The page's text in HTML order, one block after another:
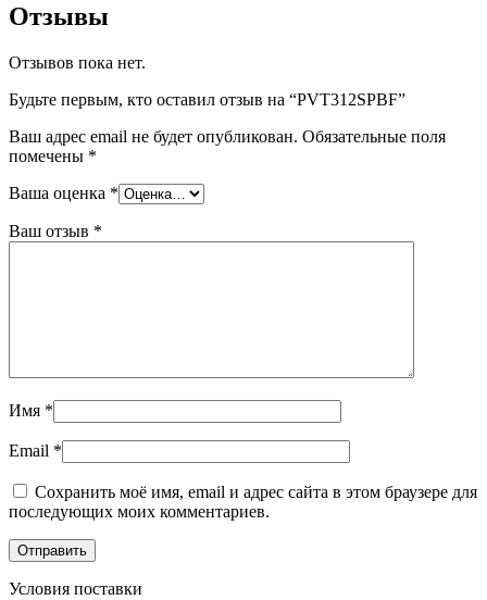
Отзывы
Отзывов пока нет.
Будьте первым, кто оставил отзыв на “PVT312SPBF”
Ваш адрес email не будет опубликован. Обязательные поля
помечены *
Ваша оценка *
Ваш отзыв *
Имя *
Email *
Сохранить моё имя, email и адрес сайта в этом браузере для
последующих моих комментариев.
Условия поставки